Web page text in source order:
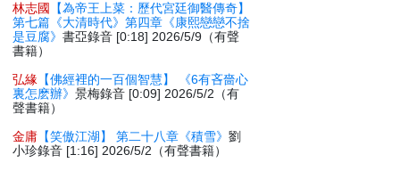
林志國
【為帝王上菜：歷代宮廷御醫傳奇】
第七篇《大清時代》第四章《康熙戀戀不捨
是豆腐》書亞錄音 [0:18] 2026/5/9（有聲
書籍）
弘緣 【佛經裡的一百個智慧】 《6有吝嗇心
裏怎麽辦》景梅錄音 [0:09] 2026/5/2（有
聲書籍）
金庸 【笑傲江湖】 第二十八章《積雪》劉
小珍錄音 [1:16] 2026/5/2（有聲書籍）